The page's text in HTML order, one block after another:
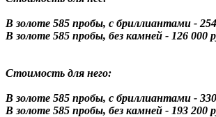
В золоте 585 пробы, с бриллиантами -
В золоте 585 пробы, без камней - 126 000
Стоимость для него:
В золоте 585 пробы, с бриллиантами -
В золоте 585 пробы, без камней - 193 200